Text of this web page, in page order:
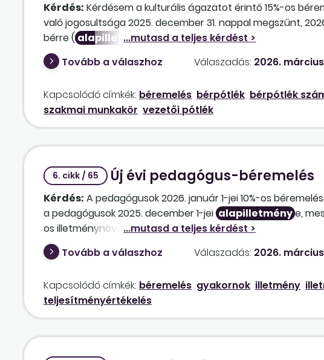
Kérdés: Kérdésem a kulturális ágazatot érintő 15%-os
való jogosultsága 2025. december 31. nappal megszűnt,
bérre ( alapilletmény, pótlékok) kellett számolni,
gondolja, hogy az azzal együtt számolt emelést kapja
bérbe? Vagy a kettőt külön kell választani, mivel csak
Tovább a válaszhoz Válaszadás: 2026.
Kapcsolódó címkék: béremelés bérpótlék bérpótlék
szakmai munkakör vezetői pótlék
6. cikk / 65 Új évi pedagógus-béremelés
Kérdés: A pedagógusok 2026. január 1-jei 10%-os
a pedagógusok 2025. december 1-jei alapilletménye,
os illetménynövekedése, az esélyteremtési illetmény 20%-
marad, és nem képezi az emelés alapját az osztályfőnöki,
illetve a pótlékok sem? A kérdés a megbízási díjakra és
Tovább a válaszhoz Válaszadás: 2026.
Kapcsolódó címkék: béremelés gyakornok illetmény
teljesítményértékelés